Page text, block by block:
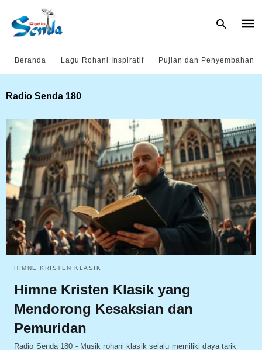
and
hit
Beranda Lagu Rohani Inspiratif Pujian dan Penyembahan
Radio Senda 180
HIMNE KRISTEN KLASIK
Himne Kristen Klasik yang
Mendorong Kesaksian dan
Pemuridan
Radio Senda 180 - Musik rohani klasik selalu memiliki daya tarik